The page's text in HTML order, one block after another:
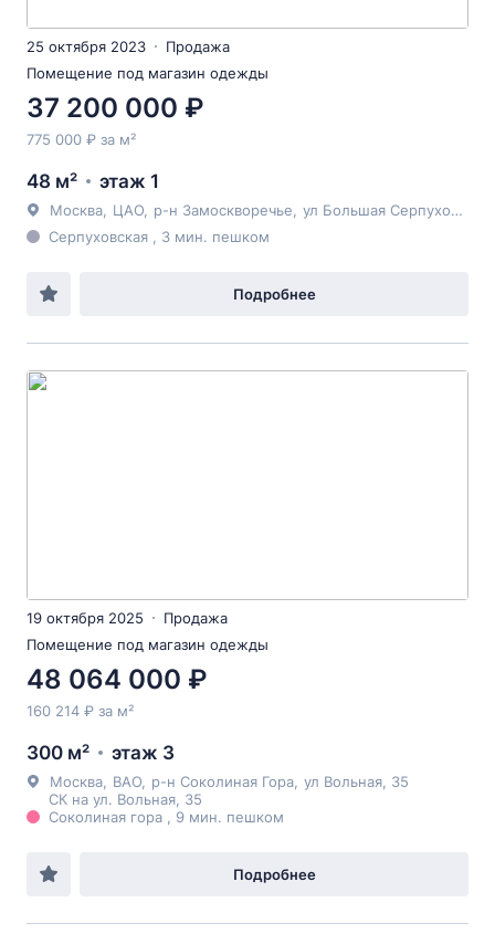
25 октября 2023
Продажа
Помещение под магазин одежды
37 200 000 ₽
775 000 ₽ за м²
48 м² этаж 1
Москва ЦАО р-н Замоскворечье
ул Большая Серпуховская
Серпуховская , 3 мин. пешком
Подробнее
19 октября 2025
Продажа
Помещение под магазин одежды
48 064 000 ₽
160 214 ₽ за м²
300 м² этаж 3
Москва ВАО р-н Соколиная Гора ул Вольная , 35
СК на ул. Вольная, 35
Соколиная гора , 9 мин. пешком
Подробнее